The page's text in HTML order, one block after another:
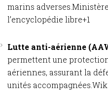
marins adverses.
l’encyclopédie libre+1
Lutte anti-aérienne
permettent une
aériennes, assurant la
unités accompagnées.